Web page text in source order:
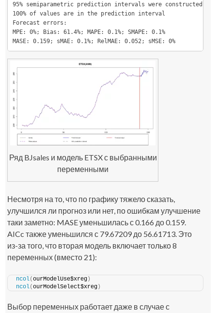
95% semiparametric prediction intervals were constructed
100% of values are in the prediction interval
Forecast errors:
MPE: 0%; Bias: 61.4%; MAPE: 0.1%; SMAPE: 0.1%
MASE: 0.159; sMAE: 0.1%; RelMAE: 0.052; sMSE: 0%
Ряд BJsales и модель ETSX с выбранными
переменными
Несмотря на то, что по графику тяжело сказать,
улучшился ли прогноз или нет, по ошибкам улучшение
таки заметно: MASE уменьшилась с 0.166 до 0.159.
AICc также уменьшился с 79.67209 до 56.61713. Это
из-за того, что вторая модель включает только 8
переменных (вместо 21):
ncol(ourModelUse$xreg )
ncol(ourModelSelect$xreg )
Выбор переменных работает даже в случае с